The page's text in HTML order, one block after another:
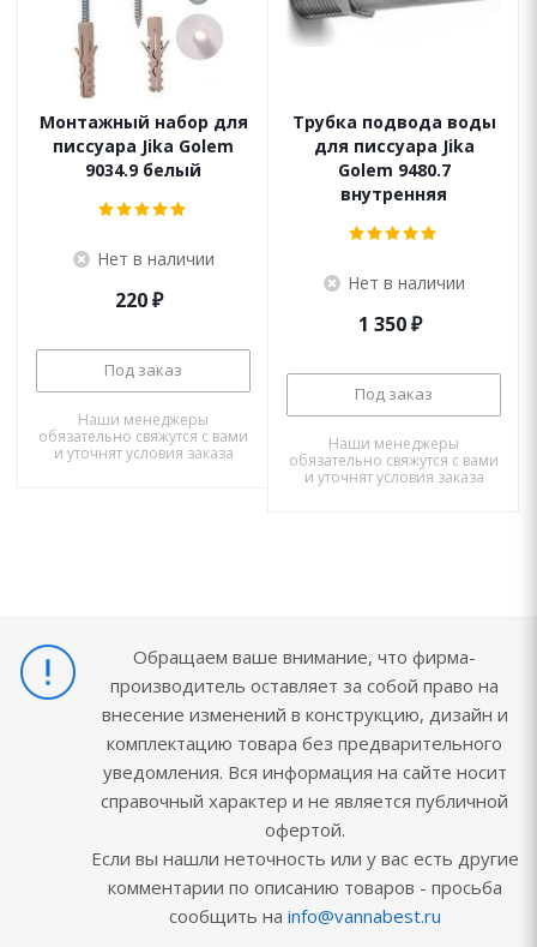
Монтажный набор для
писсуара Jika Golem
9034.9 белый
Нет в наличии
220₽
Под заказ
Наши менеджеры
обязательно свяжутся с вами
и уточнят условия заказа
Трубка подвода воды
для писсуара Jika
Golem 9480.7
внутренняя
Нет в наличии
1 350₽
Под заказ
Наши менеджеры
обязательно свяжутся с вами
и уточнят условия заказа
Обращаем ваше внимание, что фирма-
производитель оставляет за собой право на
внесение изменений в конструкцию, дизайн и
комплектацию товара без предварительного
уведомления. Вся информация на сайте носит
справочный характер и не является публичной
офертой.
Если вы нашли неточность или у вас есть другие
комментарии по описанию товаров - просьба
сообщить на info@vannabest.ru